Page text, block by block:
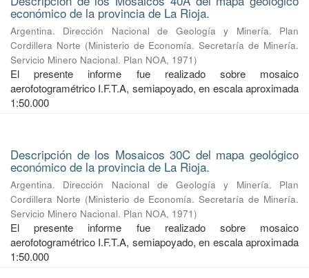
económico de la provincia de La Rioja.
Argentina. Dirección Nacional de Geología y Minería. Plan
Cordillera Norte (Ministerio de Economía. Secretaría de Minería.
Servicio Minero Nacional. Plan NOA, 1971)
El presente informe fue realizado sobre mosaico
aerofotogramétrico I.F.T.A, semiapoyado, en escala aproximada
1:50.000
Descripción de los Mosaicos 30C del mapa geológico
económico de la provincia de La Rioja.
Argentina. Dirección Nacional de Geología y Minería. Plan
Cordillera Norte (Ministerio de Economía. Secretaría de Minería.
Servicio Minero Nacional. Plan NOA, 1971)
El presente informe fue realizado sobre mosaico
aerofotogramétrico I.F.T.A, semiapoyado, en escala aproximada
1:50.000